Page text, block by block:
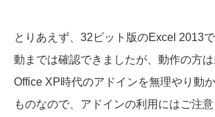
とりあえず、32ビット版のExcel 2013
動までは確認できましたが、動作の方は
Office XP時代のアドインを無理やり動
ものなので、アドインの利用にはご注意